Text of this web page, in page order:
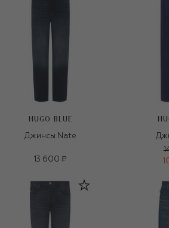
HUGO BLUE
Джинсы Nate
13 600 ₽